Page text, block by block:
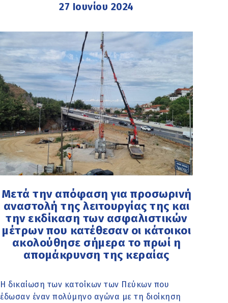
27 Ιουνίου 2024
Μετά την απόφαση για προσωρινή
αναστολή της λειτουργίας της και
την εκδίκαση των ασφαλιστικών
μέτρων που κατέθεσαν οι κάτοικοι
ακολούθησε σήμερα το πρωί η
απομάκρυνση της κεραίας
Η δικαίωση των κατοίκων των Πεύκων που
έδωσαν έναν πολύμηνο αγώνα με τη διοίκηση